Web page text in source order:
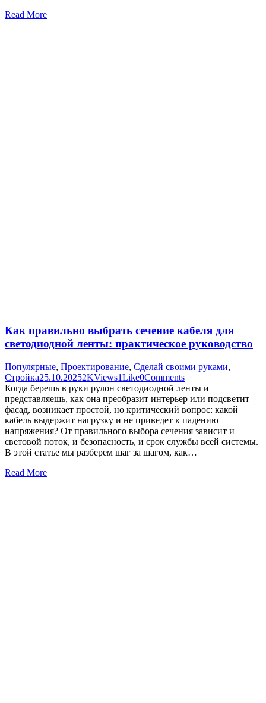
Read More
Как правильно выбрать сечение кабеля для
светодиодной ленты: практическое руководство
Популярные, Проектирование, Сделай своими руками,
Стройка25.10.20252KViews1Like0Comments
Когда берешь в руки рулон светодиодной ленты и
представляешь, как она преобразит интерьер или подсветит
фасад, возникает простой, но критический вопрос: какой
кабель выдержит нагрузку и не приведет к падению
напряжения? От правильного выбора сечения зависит и
световой поток, и безопасность, и срок службы всей системы.
В этой статье мы разберем шаг за шагом, как…
Read More